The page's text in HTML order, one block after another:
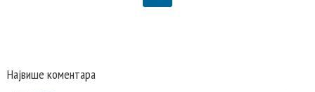
Највише коментара